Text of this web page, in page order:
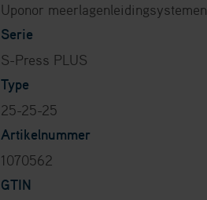
Uponor meerlagenleidingsystemen
Serie
S-Press PLUS
Type
25-25-25
Artikelnummer
1070562
GTIN